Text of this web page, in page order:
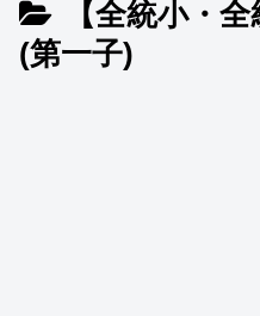
【全統小・
(第一子)